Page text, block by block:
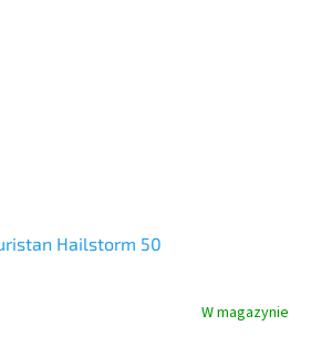
Hailstorm 50
W magazynie